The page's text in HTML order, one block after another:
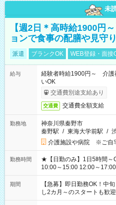
未
【週2日＊高時給1900円
ョンで食事の配膳や見守
派遣 ブランクOK WEB登録・面接
給与
経験者時給1900円～ 介
いOK
交通費別途支給あり
交通費 交通費全額支給
勤務地
神奈川県秦野市
秦野駅 / 東海大学前駅 /
介護施設や病院 ※ご自
勤務時間
★【日勤のみ】1日5時間～OK！ ≪シフト例≫ 9:00
10:00～15:00 12:00～
期間
【急募】即日勤務OK！
し2カ月～のスタートも歓迎